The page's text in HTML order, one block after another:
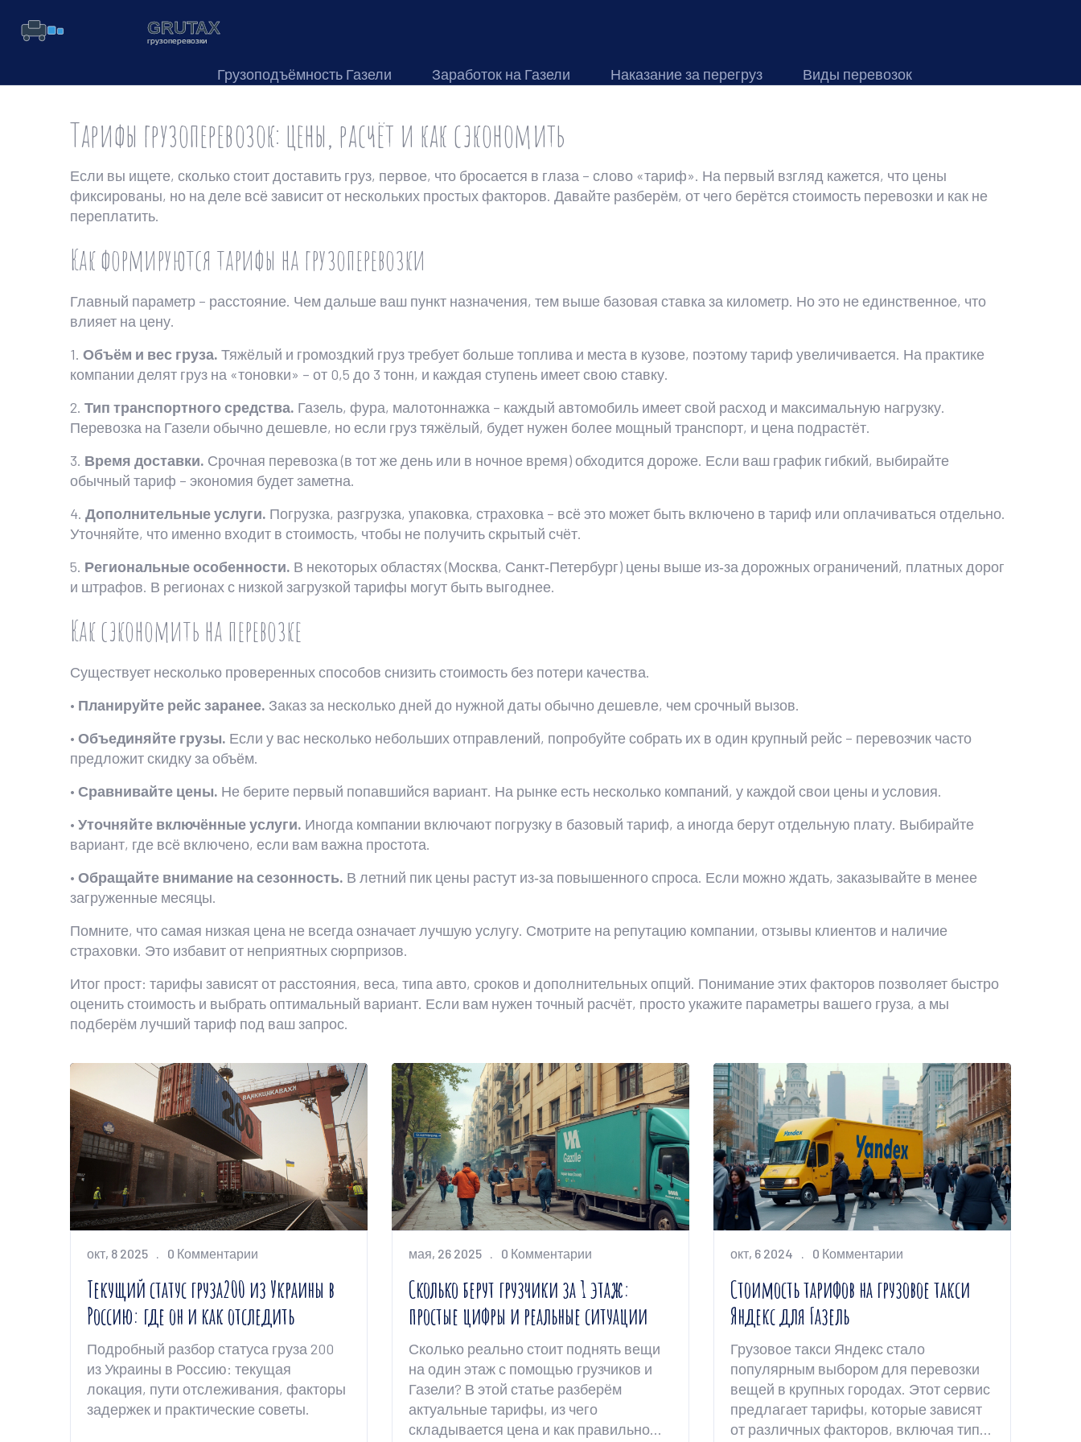
Грузоподъёмность Газели Заработок на Газели Наказание за перегруз Виды перевозок
Тарифы грузоперевозок: цены, расчёт и как сэкономить
Если вы ищете, сколько стоит доставить груз, первое, что бросается в глаза – слово «тариф». На первый взгляд кажется, что цены
фиксированы, но на деле всё зависит от нескольких простых факторов. Давайте разберём, от чего берётся стоимость перевозки и как не
переплатить.
Как формируются тарифы на грузоперевозки
Главный параметр – расстояние. Чем дальше ваш пункт назначения, тем выше базовая ставка за километр. Но это не единственное, что
влияет на цену.
1. Объём и вес груза. Тяжёлый и громоздкий груз требует больше топлива и места в кузове, поэтому тариф увеличивается. На практике
компании делят груз на «тоновки» – от 0,5 до 3 тонн, и каждая ступень имеет свою ставку.
2. Тип транспортного средства. Газель, фура, малотоннажка – каждый автомобиль имеет свой расход и максимальную нагрузку.
Перевозка на Газели обычно дешевле, но если груз тяжёлый, будет нужен более мощный транспорт, и цена подрастёт.
3. Время доставки. Срочная перевозка (в тот же день или в ночное время) обходится дороже. Если ваш график гибкий, выбирайте
обычный тариф – экономия будет заметна.
4. Дополнительные услуги. Погрузка, разгрузка, упаковка, страховка – всё это может быть включено в тариф или оплачиваться отдельно.
Уточняйте, что именно входит в стоимость, чтобы не получить скрытый счёт.
5. Региональные особенности. В некоторых областях (Москва, Санкт‑Петербург) цены выше из‑за дорожных ограничений, платных дорог
и штрафов. В регионах с низкой загрузкой тарифы могут быть выгоднее.
Как сэкономить на перевозке
Существует несколько проверенных способов снизить стоимость без потери качества.
• Планируйте рейс заранее. Заказ за несколько дней до нужной даты обычно дешевле, чем срочный вызов.
• Объединяйте грузы. Если у вас несколько небольших отправлений, попробуйте собрать их в один крупный рейс – перевозчик часто
предложит скидку за объём.
• Сравнивайте цены. Не берите первый попавшийся вариант. На рынке есть несколько компаний, у каждой свои цены и условия.
• Уточняйте включённые услуги. Иногда компании включают погрузку в базовый тариф, а иногда берут отдельную плату. Выбирайте
вариант, где всё включено, если вам важна простота.
• Обращайте внимание на сезонность. В летний пик цены растут из‑за повышенного спроса. Если можно ждать, заказывайте в менее
загруженные месяцы.
Помните, что самая низкая цена не всегда означает лучшую услугу. Смотрите на репутацию компании, отзывы клиентов и наличие
страховки. Это избавит от неприятных сюрпризов.
Итог прост: тарифы зависят от расстояния, веса, типа авто, сроков и дополнительных опций. Понимание этих факторов позволяет быстро
оценить стоимость и выбрать оптимальный вариант. Если вам нужен точный расчёт, просто укажите параметры вашего груза, а мы
подберём лучший тариф под ваш запрос.
окт, 8 2025 0 Комментарии
Текущий статус груза200 из Украины в
Россию: где он и как отследить
Подробный разбор статуса груза 200
из Украины в Россию: текущая
локация, пути отслеживания, факторы
задержек и практические советы.
мая, 26 2025 0 Комментарии
Сколько берут грузчики за 1 этаж:
простые цифры и реальные ситуации
Сколько реально стоит поднять вещи
на один этаж с помощью грузчиков и
Газели? В этой статье разберём
актуальные тарифы, из чего
складывается цена и как правильно
окт, 6 2024 0 Комментарии
Стоимость тарифов на грузовое такси
Яндекс для Газель
Грузовое такси Яндекс стало
популярным выбором для перевозки
вещей в крупных городах. Этот сервис
предлагает тарифы, которые зависят
от различных факторов, включая тип